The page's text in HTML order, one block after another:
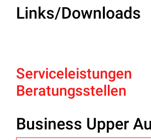
Links/Downloads
Serviceleistungen
Beratungsstellen
Business Upper